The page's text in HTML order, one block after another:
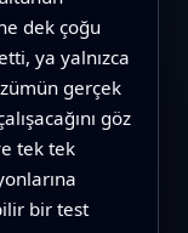
dek çoğu
ya yalnızca
gerçek
göz
tek tek
bir test